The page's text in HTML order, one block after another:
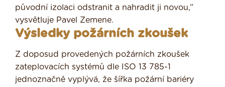
původní izolaci odstranit a nahradit ji novou,”
vysvětluje Pavel Zemene.
Výsledky požárních zkoušek
Z doposud provedených požárních zkoušek
zateplovacích systémů dle ISO 13 785-1
jednoznačně vyplývá, že šířka požární bariéry